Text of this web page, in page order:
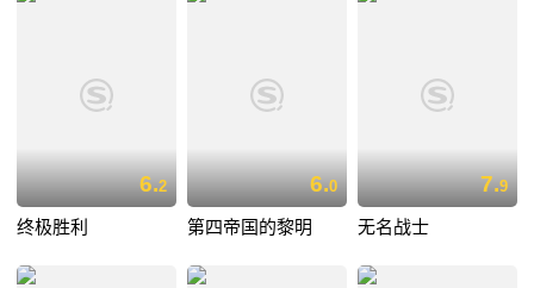
6.2
终极胜利
6.0
第四帝国的黎明
7.9
无名战士